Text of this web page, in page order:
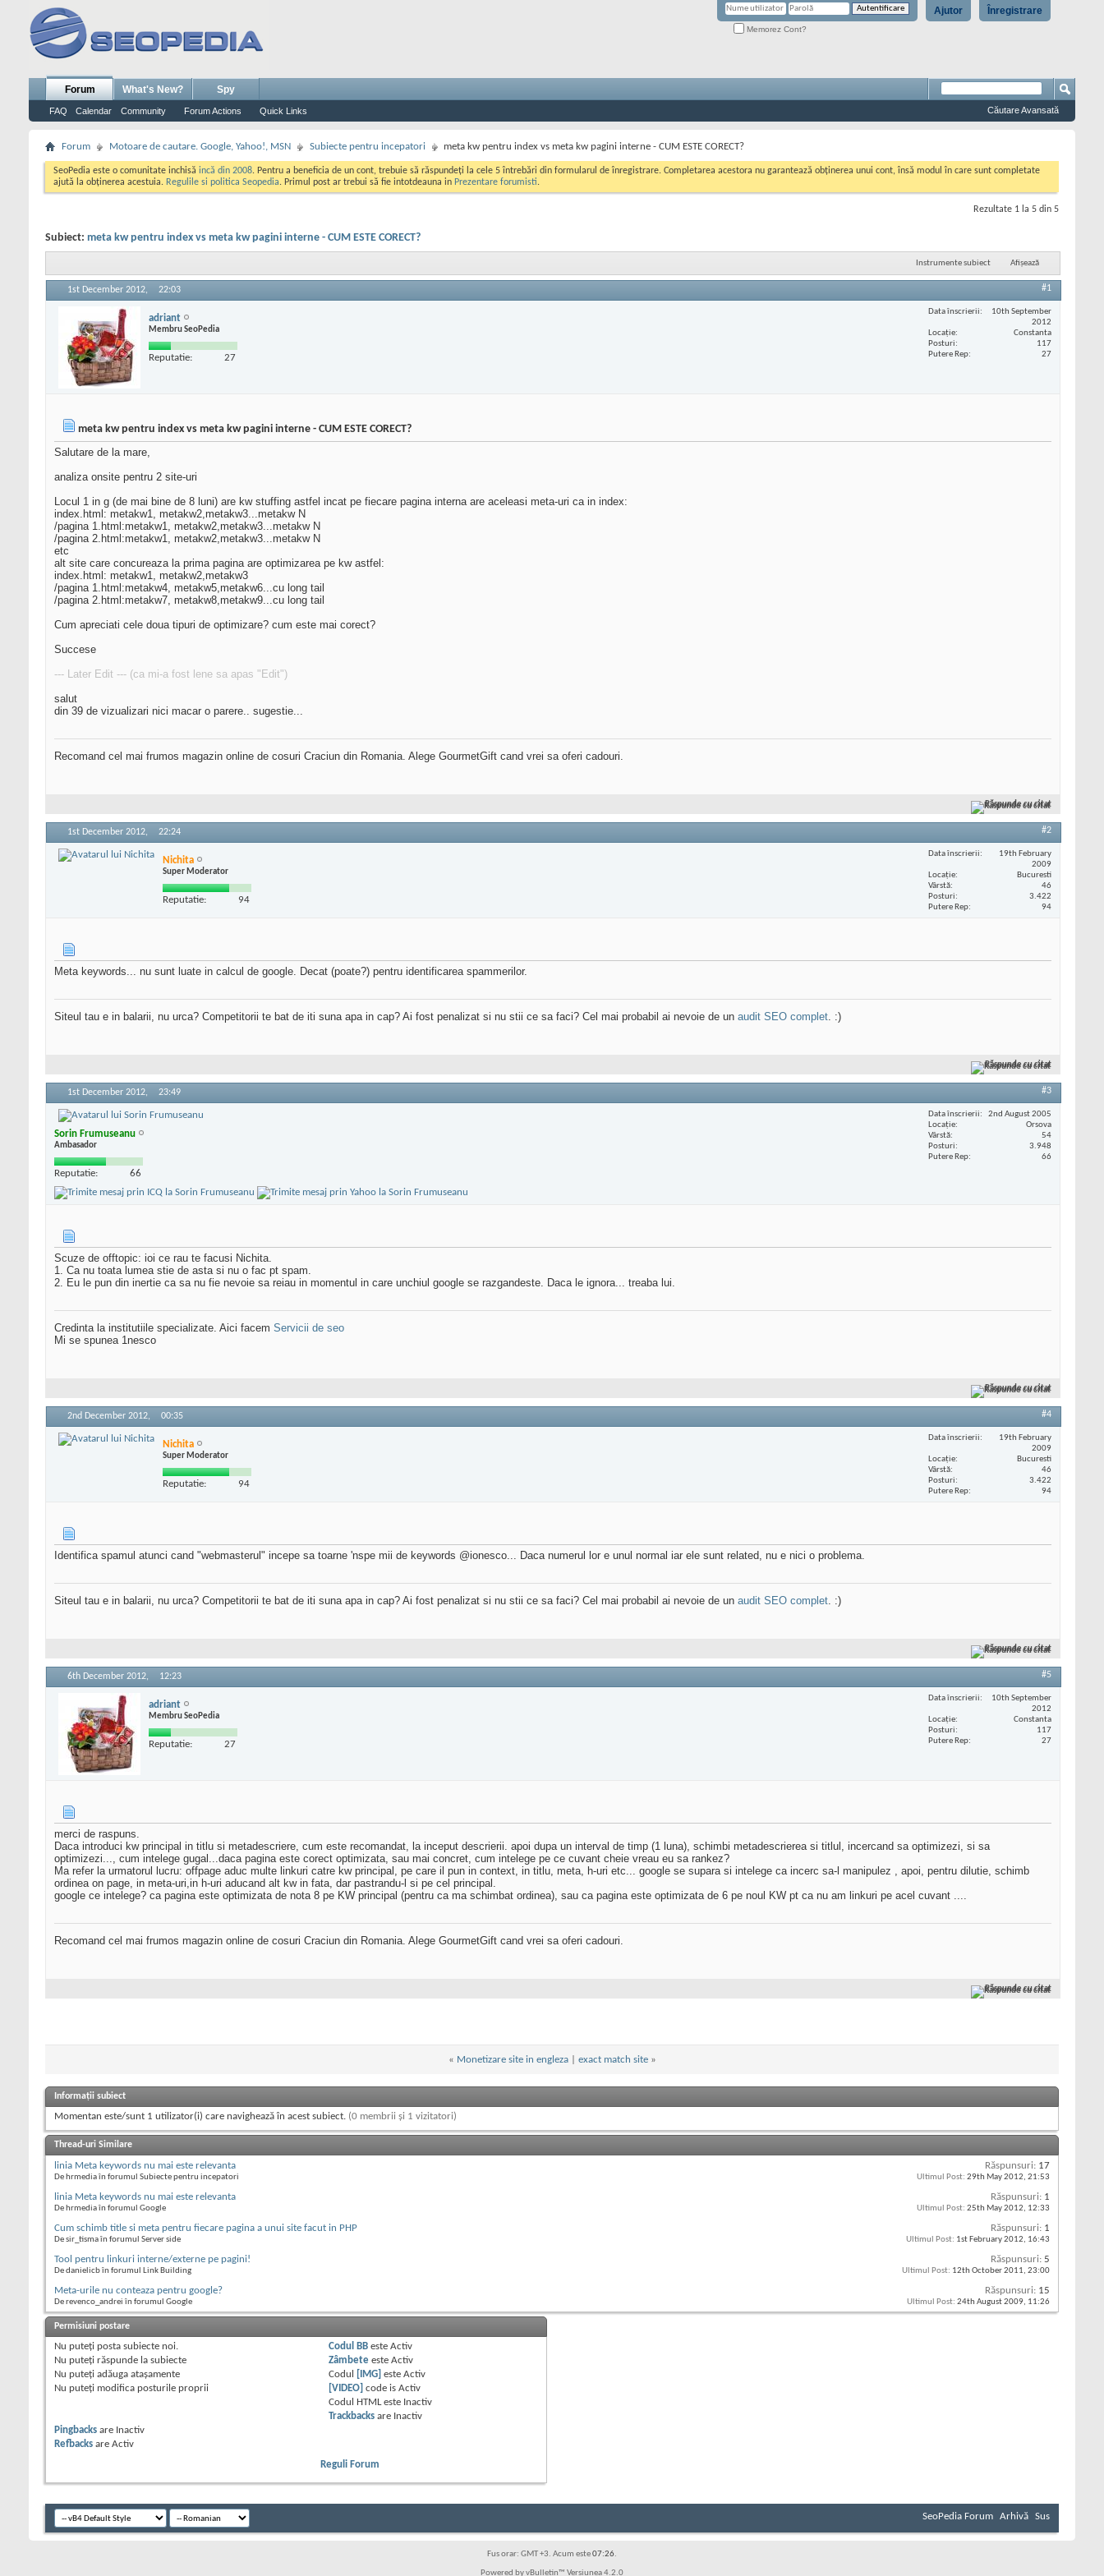
Înregistrare
Ajutor
Memorez Cont?
Forum
FAQ Calendar Community Forum Actions Quick Links
What's New? Spy
Căutare Avansată
Forum Motoare de cautare. Google, Yahoo!, MSN Subiecte pentru incepatori meta kw pentru index vs meta kw pagini interne - CUM ESTE CORECT?
SeoPedia este o comunitate inchisă incă din 2008. Pentru a beneficia de un cont, trebuie să răspundeți la cele 5 întrebări din formularul de înregistrare. Completarea acestora nu garantează obținerea unui cont, însă modul în care sunt completate
ajută la obținerea acestuia. Regulile si politica Seopedia. Primul post ar trebui să fie intotdeauna in Prezentare forumisti.
Rezultate 1 la 5 din 5
Subiect: meta kw pentru index vs meta kw pagini interne - CUM ESTE CORECT?
Instrumente subiect Afișează
1st December 2012, 22:03 #1
adriant
Membru SeoPedia
Reputatie: 27
Data înscrierii
10th September
2012
Locaţie
Constanta
Posturi
117
Putere Rep
27
meta kw pentru index vs meta kw pagini interne - CUM ESTE CORECT?
Salutare de la mare,
analiza onsite pentru 2 site-uri
Locul 1 in g (de mai bine de 8 luni) are kw stuffing astfel incat pe fiecare pagina interna are aceleasi meta-uri ca in index:
index.html: metakw1, metakw2,metakw3...metakw N
/pagina 1.html:metakw1, metakw2,metakw3...metakw N
/pagina 2.html:metakw1, metakw2,metakw3...metakw N
etc
alt site care concureaza la prima pagina are optimizarea pe kw astfel:
index.html: metakw1, metakw2,metakw3
/pagina 1.html:metakw4, metakw5,metakw6...cu long tail
/pagina 2.html:metakw7, metakw8,metakw9...cu long tail
Cum apreciati cele doua tipuri de optimizare? cum este mai corect?
Succese
--- Later Edit --- (ca mi-a fost lene sa apas "Edit")
salut
din 39 de vizualizari nici macar o parere.. sugestie...
Recomand cel mai frumos magazin online de cosuri Craciun din Romania. Alege GourmetGift cand vrei sa oferi cadouri.
Răspunde cu citat
1st December 2012, 22:24 #2
Nichita
Super Moderator
Reputatie: 94
Data înscrierii
19th February
2009
Locaţie
Bucuresti
Vârstă
46
Posturi
3.422
Putere Rep
94
Meta keywords... nu sunt luate in calcul de google. Decat (poate?) pentru identificarea spammerilor.
Siteul tau e in balarii, nu urca? Competitorii te bat de iti suna apa in cap? Ai fost penalizat si nu stii ce sa faci? Cel mai probabil ai nevoie de un audit SEO complet. :)
Răspunde cu citat
1st December 2012, 23:49 #3
Sorin Frumuseanu
Ambasador
Reputatie: 66
Data înscrierii
2nd August 2005
Locaţie
Orsova
Vârstă
54
Posturi
3.948
Putere Rep
66
Scuze de offtopic: ioi ce rau te facusi Nichita.
1. Ca nu toata lumea stie de asta si nu o fac pt spam.
2. Eu le pun din inertie ca sa nu fie nevoie sa reiau in momentul in care unchiul google se razgandeste. Daca le ignora... treaba lui.
Credinta la institutiile specializate. Aici facem Servicii de seo
Mi se spunea 1nesco
Răspunde cu citat
2nd December 2012, 00:35 #4
Nichita
Super Moderator
Reputatie: 94
Data înscrierii
19th February
2009
Locaţie
Bucuresti
Vârstă
46
Posturi
3.422
Putere Rep
94
Identifica spamul atunci cand "webmasterul" incepe sa toarne 'nspe mii de keywords @ionesco... Daca numerul lor e unul normal iar ele sunt related, nu e nici o problema.
Siteul tau e in balarii, nu urca? Competitorii te bat de iti suna apa in cap? Ai fost penalizat si nu stii ce sa faci? Cel mai probabil ai nevoie de un audit SEO complet. :)
Răspunde cu citat
6th December 2012, 12:23 #5
adriant
Membru SeoPedia
Reputatie: 27
Data înscrierii
10th September
2012
Locaţie
Constanta
Posturi
117
Putere Rep
27
merci de raspuns.
Daca introduci kw principal in titlu si metadescriere, cum este recomandat, la inceput descrierii. apoi dupa un interval de timp (1 luna), schimbi metadescrierea si titlul, incercand sa optimizezi, si sa
optimizezi..., cum intelege gugal...daca pagina este corect optimizata, sau mai concret, cum intelege pe ce cuvant cheie vreau eu sa rankez?
Ma refer la urmatorul lucru: offpage aduc multe linkuri catre kw principal, pe care il pun in context, in titlu, meta, h-uri etc... google se supara si intelege ca incerc sa-l manipulez , apoi, pentru dilutie, schimb
ordinea on page, in meta-uri,in h-uri aducand alt kw in fata, dar pastrandu-l si pe cel principal.
google ce intelege? ca pagina este optimizata de nota 8 pe KW principal (pentru ca ma schimbat ordinea), sau ca pagina este optimizata de 6 pe noul KW pt ca nu am linkuri pe acel cuvant ....
Recomand cel mai frumos magazin online de cosuri Craciun din Romania. Alege GourmetGift cand vrei sa oferi cadouri.
Răspunde cu citat
« Monetizare site in engleza| exact match site »
Informații subiect
Momentan este/sunt 1 utilizator(i) care navighează în acest subiect. (0 membrii și 1 vizitatori)
Thread-uri Similare
linia Meta keywords nu mai este relevanta
De hrmedia în forumul Subiecte pentru incepatori
Răspunsuri: 17
Ultimul Post: 29th May 2012, 21:53
linia Meta keywords nu mai este relevanta
De hrmedia în forumul Google
Răspunsuri: 1
Ultimul Post: 25th May 2012, 12:33
Cum schimb title si meta pentru fiecare pagina a unui site facut in PHP
De sir_tisma în forumul Server side
Răspunsuri: 1
Ultimul Post: 1st February 2012, 16:43
Tool pentru linkuri interne/externe pe pagini!
De danielicb în forumul Link Building
Răspunsuri: 5
Ultimul Post: 12th October 2011, 23:00
Meta-urile nu conteaza pentru google?
De revenco_andrei în forumul Google
Răspunsuri: 15
Ultimul Post: 24th August 2009, 11:26
Permisiuni postare
Nu puteţi posta subiecte noi.
Nu puteţi răspunde la subiecte
Nu puteţi adăuga ataşamente
Nu puteţi modifica posturile proprii
Codul BB esteActiv
Zâmbete esteActiv
Codul
[IMG] esteActiv
[VIDEO] code isActiv
Codul HTML este Inactiv
Trackbacks are Inactiv
Pingbacks are Inactiv
Refbacks are Activ
Reguli Forum
SeoPedia Forum Arhivă Sus
Fus orar: GMT +3. Acum este07:26.
Powered by vBulletin™ Versiunea 4.2.0